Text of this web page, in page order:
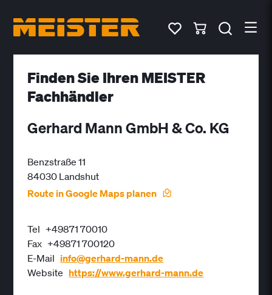
Finden Sie Ihren MEISTER
Fachhändler
Gerhard Mann GmbH & Co. KG
Benzstraße 11
84030 Landshut
Route in Google Maps planen
Tel +49871 70010
Fax +49871 700120
E-Mail info@gerhard-mann.de
Website https://www.gerhard-mann.de